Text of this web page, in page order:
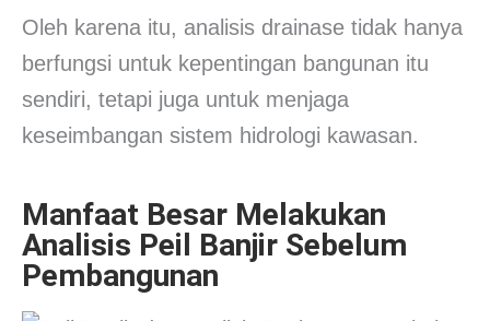
Oleh karena itu, analisis drainase tidak hanya
berfungsi untuk kepentingan bangunan itu
sendiri, tetapi juga untuk menjaga
keseimbangan sistem hidrologi kawasan.
Manfaat Besar Melakukan
Analisis Peil Banjir Sebelum
Pembangunan